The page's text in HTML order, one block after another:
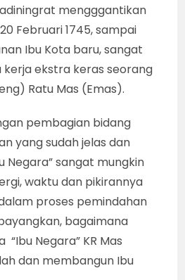
mengggantikan
Februari 1745, sampai
Ibu Kota baru, sangat
kerja ekstra keras seorang
Ratu Mas (Emas).
pembagian bidang
yang sudah jelas dan
Negara” sangat mungkin
waktu dan pikirannya
proses pemindahan
bagaimana
Negara” KR Mas
dan membangun Ibu